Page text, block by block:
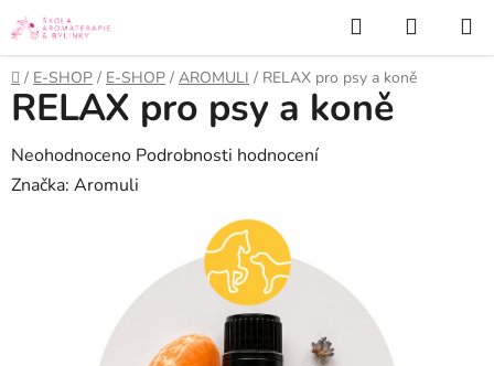
Přejít
na
obsah
Hledat
KOŠÍK
Domů
/ E-SHOP / E-SHOP / AROMULI / RELAX pro psy a koně
RELAX pro psy a koně
Průměrné
hodnocení
Neohodnoceno Podrobnosti hodnocení
Značka: Aromuli